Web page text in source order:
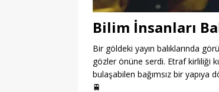
Bilim İnsanları
Bir göldeki yayın balıklarında
gözler önüne serdi. Etraf kirliliği
bulaşabilen bağımsız bir yapıya
🚆